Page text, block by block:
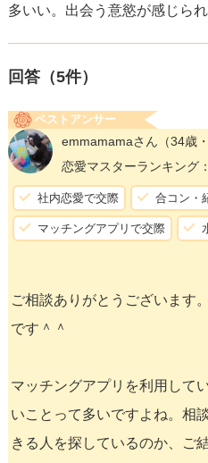
多いい。出会う意慾が感じら
回答（5件）
ベストアンサー
emmamamaさん （34歳
恋愛マスターランキング：
社内恋愛で交際 合コン・
マッチングアプリで交際
ご相談ありがとうございます
です＾＾
マッチングアプリを利用して
いことって多いですよね。相
きる人を探しているのか、ご